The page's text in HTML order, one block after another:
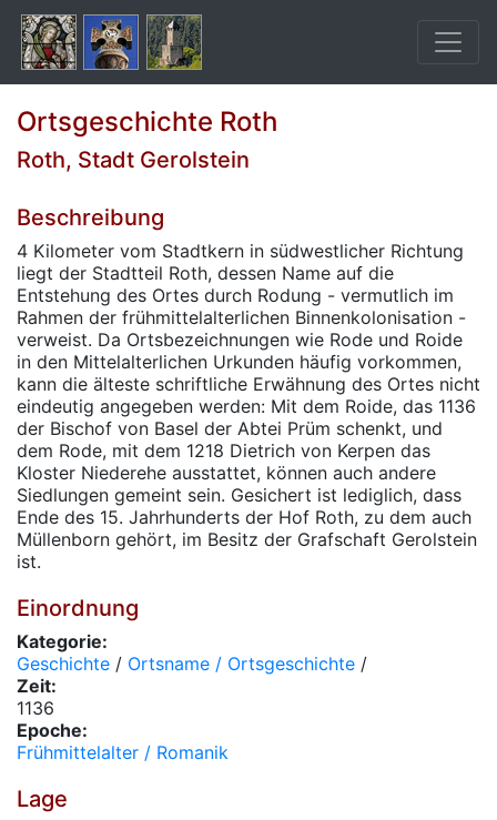
Ortsgeschichte Roth
Roth, Stadt Gerolstein
Beschreibung
4 Kilometer vom Stadtkern in südwestlicher Richtung
liegt der Stadtteil Roth, dessen Name auf die
Entstehung des Ortes durch Rodung - vermutlich im
Rahmen der frühmittelalterlichen Binnenkolonisation -
verweist. Da Ortsbezeichnungen wie Rode und Roide
in den Mittelalterlichen Urkunden häufig vorkommen,
kann die älteste schriftliche Erwähnung des Ortes nicht
eindeutig angegeben werden: Mit dem Roide, das 1136
der Bischof von Basel der Abtei Prüm schenkt, und
dem Rode, mit dem 1218 Dietrich von Kerpen das
Kloster Niederehe ausstattet, können auch andere
Siedlungen gemeint sein. Gesichert ist lediglich, dass
Ende des 15. Jahrhunderts der Hof Roth, zu dem auch
Müllenborn gehört, im Besitz der Grafschaft Gerolstein
ist.
Einordnung
Kategorie:
Geschichte / Ortsname / Ortsgeschichte /
Zeit:
1136
Epoche:
Frühmittelalter / Romanik
Lage